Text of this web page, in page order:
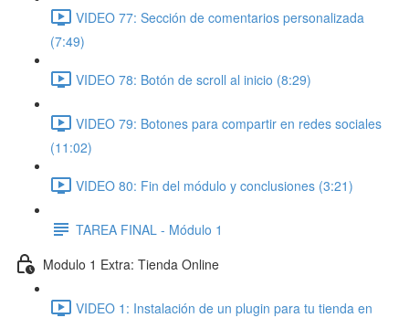
VIDEO 77: Sección de comentarios personalizada
(7:49)
VIDEO 78: Botón de scroll al inicio (8:29)
VIDEO 79: Botones para compartir en redes sociales
(11:02)
VIDEO 80: Fin del módulo y conclusiones (3:21)
TAREA FINAL - Módulo 1
Modulo 1 Extra: Tienda Online
VIDEO 1: Instalación de un plugin para tu tienda en